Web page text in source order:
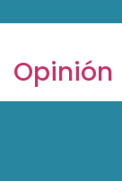
Opinión